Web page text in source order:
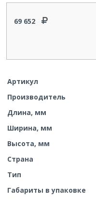
69 652
Артикул
Производитель
Длина, мм
Ширина, мм
Высота, мм
Страна
Тип
Габариты в упаковке